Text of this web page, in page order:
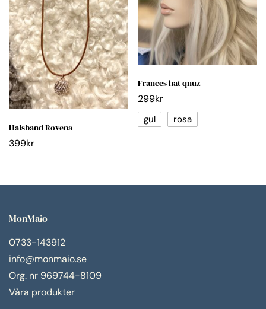
Halsband Rovena
399kr
Frances hat qnuz
299kr
gul rosa
MonMaio
0733-143912
info@monmaio.se
Org. nr 969744-8109
Våra produkter